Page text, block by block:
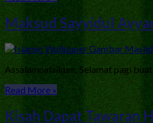
Maksud Sayyidul
Assalamualaikum. Selamat pagi
Read More »
Kisah Dapat Tawaran